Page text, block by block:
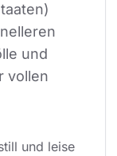
und
vollen
und leise